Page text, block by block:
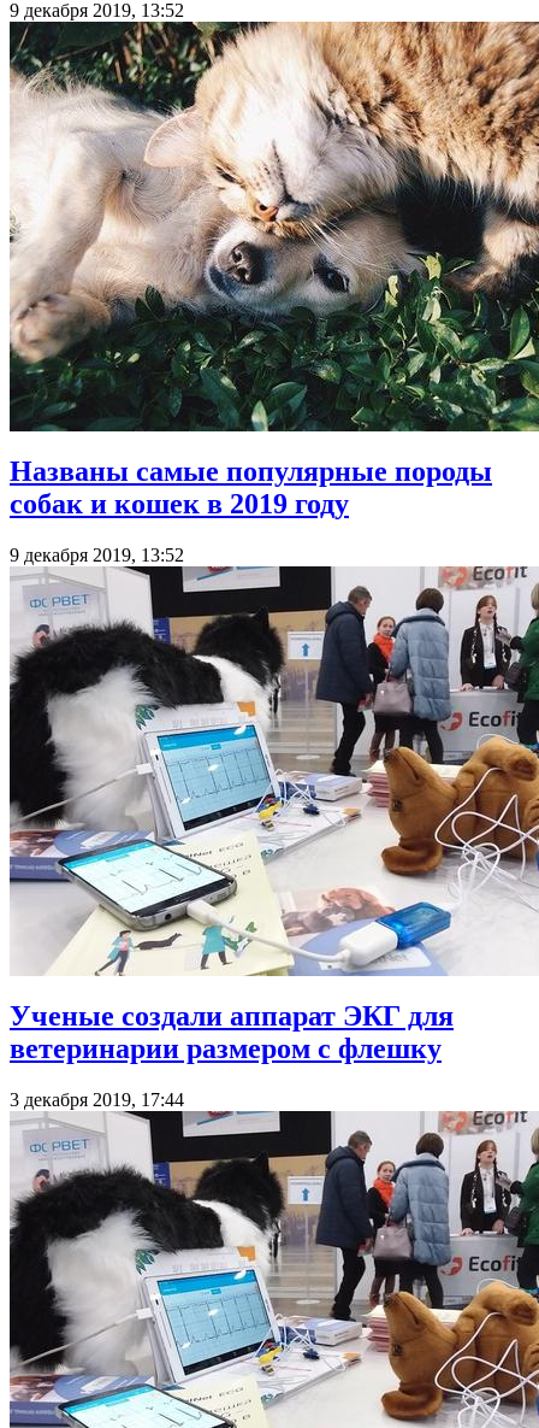
9 декабря 2019, 13:52
Названы самые популярные породы
собак и кошек в 2019 году
9 декабря 2019, 13:52
Ученые создали аппарат ЭКГ для
ветеринарии размером с флешку
3 декабря 2019, 17:44